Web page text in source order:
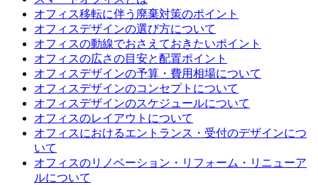
オフィス移転に伴う廃棄対策のポイント
オフィスデザインの選び方について
オフィスの動線でおさえておきたいポイント
オフィスの広さの目安と配置ポイント
オフィスデザインの予算・費用相場について
オフィスデザインのコンセプトについて
オフィスデザインのスケジュールについて
オフィスのレイアウトについて
オフィスにおけるエントランス・受付のデザインにつ
いて
オフィスのリノベーション・リフォーム・リニューア
ルについて